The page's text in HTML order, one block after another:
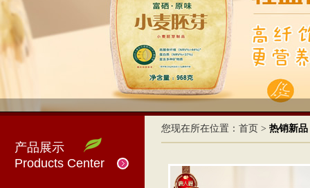
产品展示
Products Center
您现在所在位置： 首页 > 热销新品